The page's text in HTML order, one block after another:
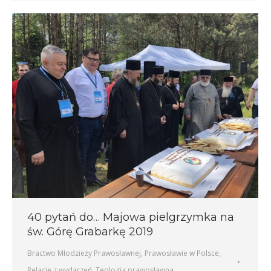
40 pytań do… Majowa pielgrzymka na
św. Górę Grabarkę 2019
Bractwo Młodzieży Prawosławnej, Prawosławie w Polsce,